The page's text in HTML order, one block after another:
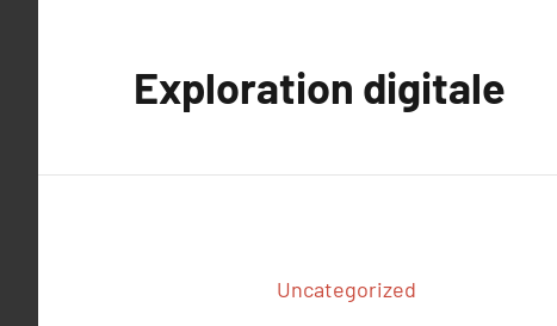
Exploration digitale
Uncategorized